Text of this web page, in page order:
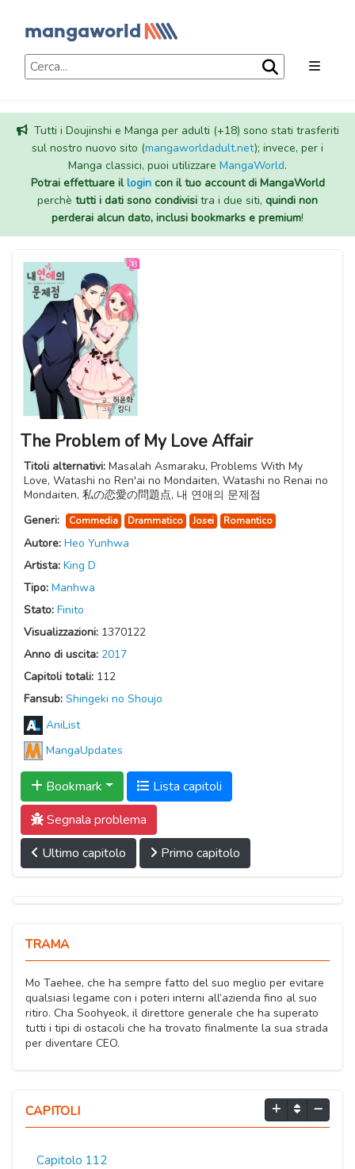
Tutti i Doujinshi e Manga per adulti (+18) sono stati trasferiti
sul nostro nuovo sito (mangaworldadult.net); invece, per i
Manga classici, puoi utilizzare MangaWorld.
Potrai effettuare illogincon il tuo account di MangaWorld
perchè tutti i dati sono condivisi tra i due siti, quindi non
perderai alcun dato, inclusi bookmarks e premium!
The Problem of My Love Affair
Titoli alternativi: Masalah Asmaraku, Problems With My
Love, Watashi no Ren'ai no Mondaiten, Watashi no Renai no
Mondaiten, 私の恋愛の問題点, 내 연애의 문제점
Generi:
Commedia Drammatico Josei Romantico
Autore: Heo Yunhwa
Artista: King D
Tipo: Manhwa
Stato: Finito
Visualizzazioni: 1370122
Anno di uscita: 2017
Capitoli totali: 112
Fansub: Shingeki no Shoujo
AniList
MangaUpdates
Bookmark
Lista capitoli
Segnala problema
Ultimo capitolo
Primo capitolo
TRAMA
Mo Taehee, che ha sempre fatto del suo meglio per evitare
qualsiasi legame con i poteri interni all’azienda fino al suo
ritiro. Cha Soohyeok, il direttore generale che ha superato
tutti i tipi di ostacoli che ha trovato finalmente la sua strada
per diventare CEO.
CAPITOLI
Capitolo 112